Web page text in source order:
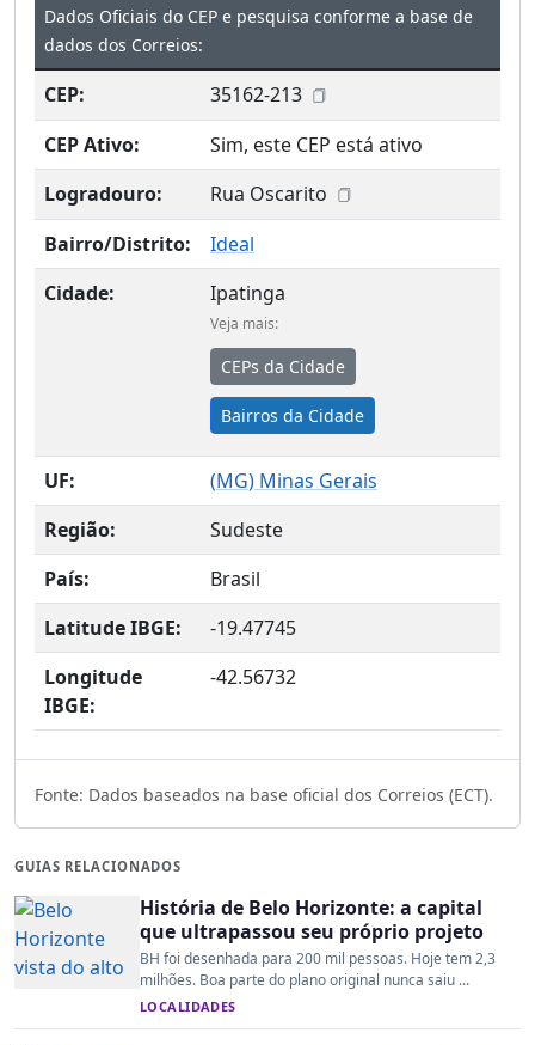
Dados Oficiais do CEP e pesquisa conforme a base de
dados dos Correios:
CEP:
35162-213
CEP Ativo:
Sim, este CEP está ativo
Logradouro:
Rua Oscarito
Bairro/Distrito:
Ideal
Cidade:
Ipatinga
Veja mais:
CEPs da Cidade
Bairros da Cidade
UF: (MG) Minas Gerais
Região:
Sudeste
País:
Brasil
Latitude IBGE:
-19.47745
Longitude
IBGE:
-42.56732
Fonte: Dados baseados na base oficial dos Correios (ECT).
GUIAS RELACIONADOS
História de Belo Horizonte: a capital
que ultrapassou seu próprio projeto
BH foi desenhada para 200 mil pessoas. Hoje tem 2,3
milhões. Boa parte do plano original nunca saiu ...
LOCALIDADES